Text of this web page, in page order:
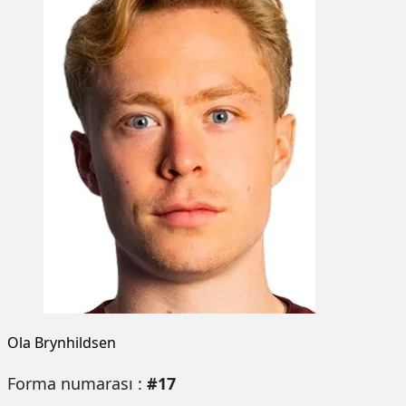
Ola Brynhildsen
Forma numarası : #17